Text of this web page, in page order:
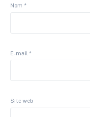
Nom*
E-mail*
Site web